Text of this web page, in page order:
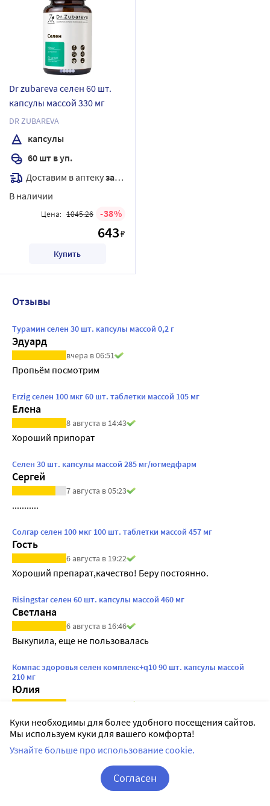
Dr zubareva селен 60 шт.
капсулы массой 330 мг
DR ZUBAREVA
капсулы
60 шт в уп.
Доставим в аптекузавтра
В наличии
Цена: 1045.26 38
643₽
Купить
Отзывы
Турамин селен 30 шт. капсулы массой 0,2 г
Эдуард
вчера в 06:51
Пропьëм посмотрим
Erzig селен 100 мкг 60 шт. таблетки массой 105 мг
Елена
8 августа в 14:43
Хороший припорат
Селен 30 шт. капсулы массой 285 мг/югмедфарм
Сергей
7 августа в 05:23
...........
Солгар селен 100 мкг 100 шт. таблетки массой 457 мг
Гость
6 августа в 19:22
Хороший препарат,качество! Беру постоянно.
Risingstar селен 60 шт. капсулы массой 460 мг
Светлана
6 августа в 16:46
Выкупила, еще не пользовалась
Компас здоровья селен комплекс+q10 90 шт. капсулы массой
210 мг
Юлия
Маленькие капсулы надеюсь будет эффект
Виталий Костин6 августа в 03:29
Здравствуйте, Юлия! Спасибо за отзыв! 💛 Рады,
что вы выбрали этот комплекс. Селен важный
Куки необходимы для более удобного посещения сайтов.
Мы используем куки для вашего комфорта!
Узнайте больше про использование cookie.
Согласен